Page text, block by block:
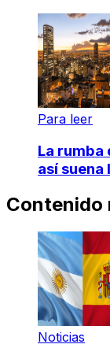
Para leer
La rumba
así
Contenido
Noticias